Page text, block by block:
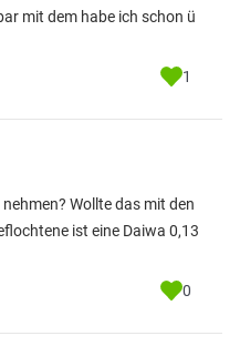
mit dem habe ich schon ü
1
Wollte das mit den
ist eine Daiwa 0,13
0